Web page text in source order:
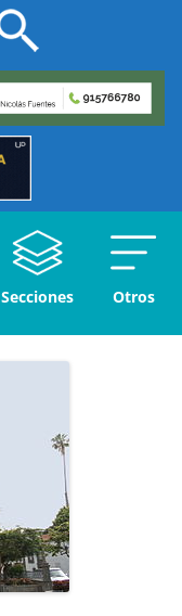
Secciones Otros